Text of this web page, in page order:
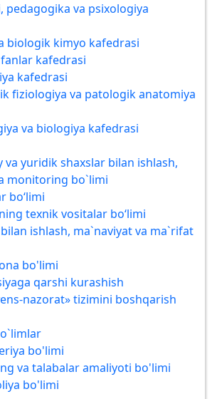
pedagogika va psixologiya
biologik kimyo kafedrasi
kafedrasi
kafedrasi
fiziologiya va patologik anatomiya
va biologiya kafedrasi
va yuridik shaxslar bilan ishlash,
monitoring bo`limi
bo‘limi
texnik vositalar bo‘limi
ishlash, ma`naviyat va ma`rifat
bo'limi
qarshi kurashish
nazorat» tizimini boshqarish
bo'limi
va talabalar amaliyoti bo'limi
bo'limi